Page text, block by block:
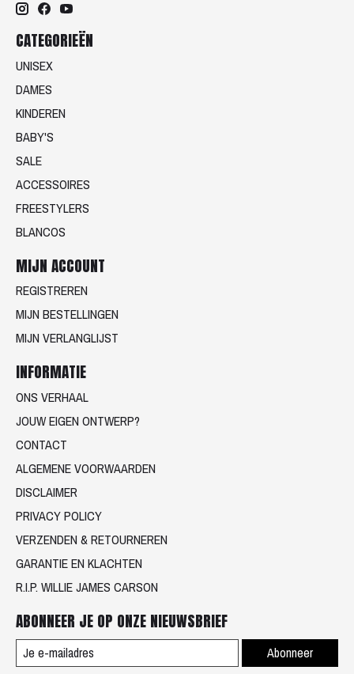
CATEGORIEËN
UNISEX
DAMES
KINDEREN
BABY'S
SALE
ACCESSOIRES
FREESTYLERS
BLANCOS
MIJN ACCOUNT
REGISTREREN
MIJN BESTELLINGEN
MIJN VERLANGLIJST
INFORMATIE
ONS VERHAAL
JOUW EIGEN ONTWERP?
CONTACT
ALGEMENE VOORWAARDEN
DISCLAIMER
PRIVACY POLICY
VERZENDEN & RETOURNEREN
GARANTIE EN KLACHTEN
R.I.P. WILLIE JAMES CARSON
ABONNEER JE OP ONZE NIEUWSBRIEF
Abonneer